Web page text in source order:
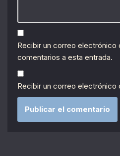
Recibir un correo electrónico
comentarios a esta entrada.
Recibir un correo electrónico